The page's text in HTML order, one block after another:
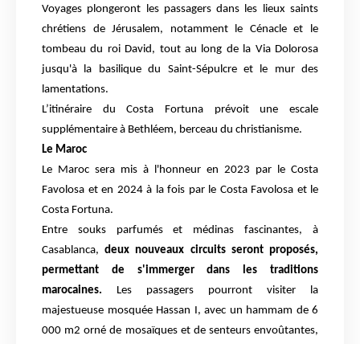
Voyages plongeront les passagers dans les lieux saints
chrétiens de Jérusalem, notamment le Cénacle et le
tombeau du roi David, tout au long de la Via Dolorosa
jusqu'à la basilique du Saint-Sépulcre et le mur des
lamentations.
L’itinéraire du Costa Fortuna prévoit une escale
supplémentaire à Bethléem, berceau du christianisme.
Le Maroc
Le Maroc sera mis à l'honneur en 2023 par le Costa
Favolosa et en 2024 à la fois par le Costa Favolosa et le
Costa Fortuna.
Entre souks parfumés et médinas fascinantes, à
Casablanca, deux nouveaux circuits seront proposés,
permettant de s'immerger dans les traditions
marocaines. Les passagers pourront visiter la
majestueuse mosquée Hassan I, avec un hammam de 6
000 m2 orné de mosaïques et de senteurs envoûtantes,